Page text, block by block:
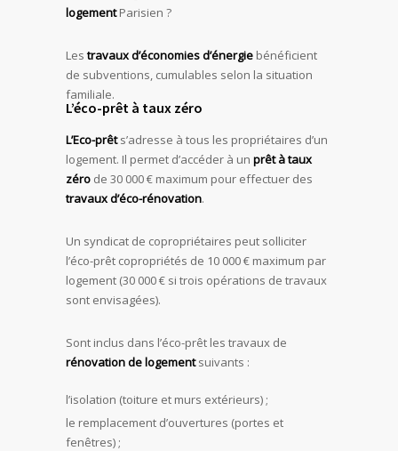
logementParisien ?
Lestravaux d’économies d’énergie bénéficient
de subventions, cumulables selon la situation
familiale.
L’éco-prêt à taux zéro
L’Eco-prêts’adresse à tous les propriétaires d’un
logement. Il permet d’accéder à un prêt à taux
zéro de 30 000 € maximum pour effectuer des
travaux d’éco-rénovation.
Un syndicat de copropriétaires peut solliciter
l’éco-prêt copropriétés de 10 000 € maximum par
logement (30 000 € si trois opérations de travaux
sont envisagées).
Sont inclus dans l’éco-prêt les travaux de
rénovation de logementsuivants :
l’isolation (toiture et murs extérieurs) ;
le remplacement d’ouvertures (portes et
fenêtres) ;